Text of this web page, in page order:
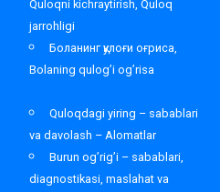
Quloqni kichraytirish, Quloq
jarrohligi
Боланинг қулоғи оғриса,
Bolaning qulog’i og’risa
Quloqdagi yiring – sabablari
va davolash – Alomatlar
Burun og’rig’i – sabablari,
diagnostikasi, maslahat va